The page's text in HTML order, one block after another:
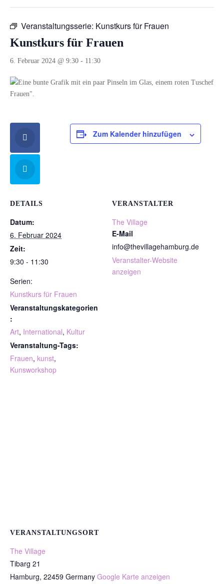
Veranstaltungsserie: Kunstkurs für Frauen
Kunstkurs für Frauen
6. Februar 2024 @ 9:30 - 11:30
Zum Kalender hinzufügen
DETAILS
Datum:
6. Februar 2024
Zeit:
9:30 - 11:30
Serien:
Kunstkurs für Frauen
Veranstaltungskategorien
:
Art, International, Kultur
Veranstaltung-Tags:
Frauen, kunst,
Kunsworkshop
VERANSTALTER
The Village
E-Mail
info@thevillagehamburg.de
Veranstalter-Website
anzeigen
VERANSTALTUNGSORT
The Village
Tibarg 21
Hamburg, 22459 Germany Google Karte anzeigen